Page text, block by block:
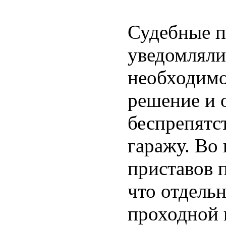
Судебные
решение и
гаражу. Во
приставов
что
проходной